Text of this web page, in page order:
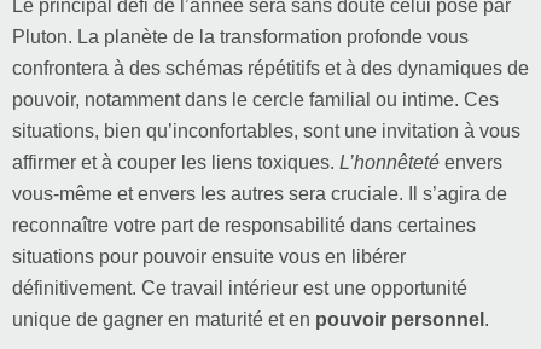
Le principal défi de l’année sera sans doute celui posé par
Pluton. La planète de la transformation profonde vous
confrontera à des schémas répétitifs et à des dynamiques de
pouvoir, notamment dans le cercle familial ou intime. Ces
situations, bien qu’inconfortables, sont une invitation à vous
affirmer et à couper les liens toxiques. L’honnêteté envers
vous-même et envers les autres sera cruciale. Il s’agira de
reconnaître votre part de responsabilité dans certaines
situations pour pouvoir ensuite vous en libérer
définitivement. Ce travail intérieur est une opportunité
unique de gagner en maturité et en pouvoir personnel .